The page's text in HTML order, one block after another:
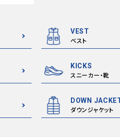
VEST
ベスト
KICKS
スニーカー・靴
DOWN
ダウンジャケット